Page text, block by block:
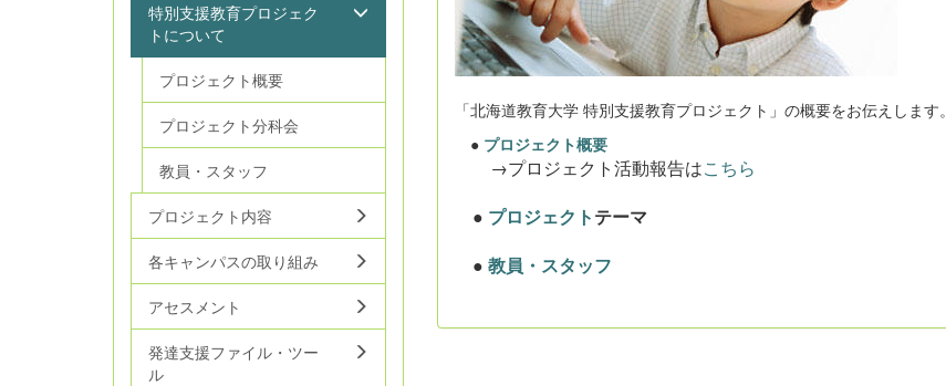
「北海道教育大学 特別支援教育プロジェクト」の概要をお伝えします。
● プロジェクト概要
→プロジェクト活動報告はこちら
● プロジェクトテーマ
● 教員・スタッフ
特別支援教育プロジェク
トについて
プロジェクト概要
プロジェクト分科会
教員・スタッフ
プロジェクト内容
各キャンパスの取り組み
アセスメント
発達支援ファイル・ツー
ル